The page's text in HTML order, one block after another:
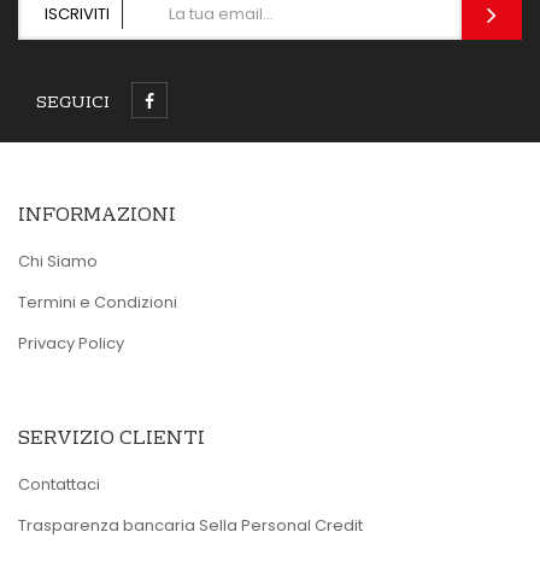
ISCRIVITI
SEGUICI
INFORMAZIONI
Chi Siamo
Termini e Condizioni
Privacy Policy
SERVIZIO CLIENTI
Contattaci
Trasparenza bancaria Sella Personal Credit